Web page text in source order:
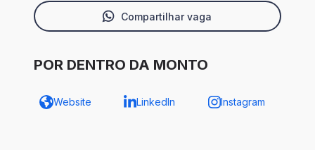
Compartilhar vaga
POR DENTRO DA MONTO
Website LinkedIn Instagram